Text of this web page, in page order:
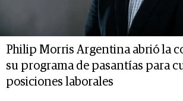
Philip Morris Argentina abrió la
su programa de pasantías para
posiciones laborales